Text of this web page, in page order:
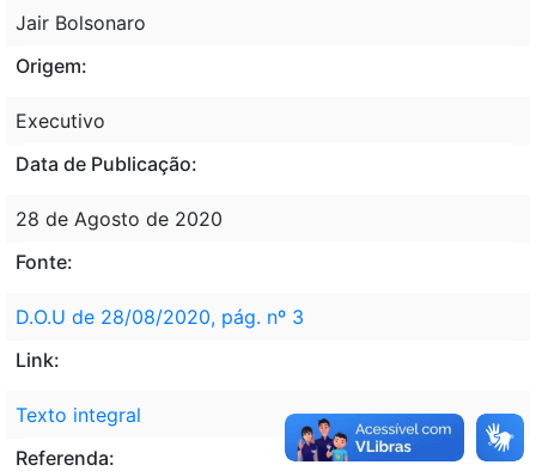
Jair Bolsonaro
Origem:
Executivo
Data de Publicação:
28 de Agosto de 2020
Fonte:
D.O.U de 28/08/2020, pág. nº 3
Link:
Texto integral
Referenda: